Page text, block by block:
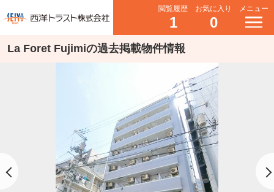
閲覧履歴
1
お気に入り
0
メニュー
La Foret Fujimiの過去掲載物件情報